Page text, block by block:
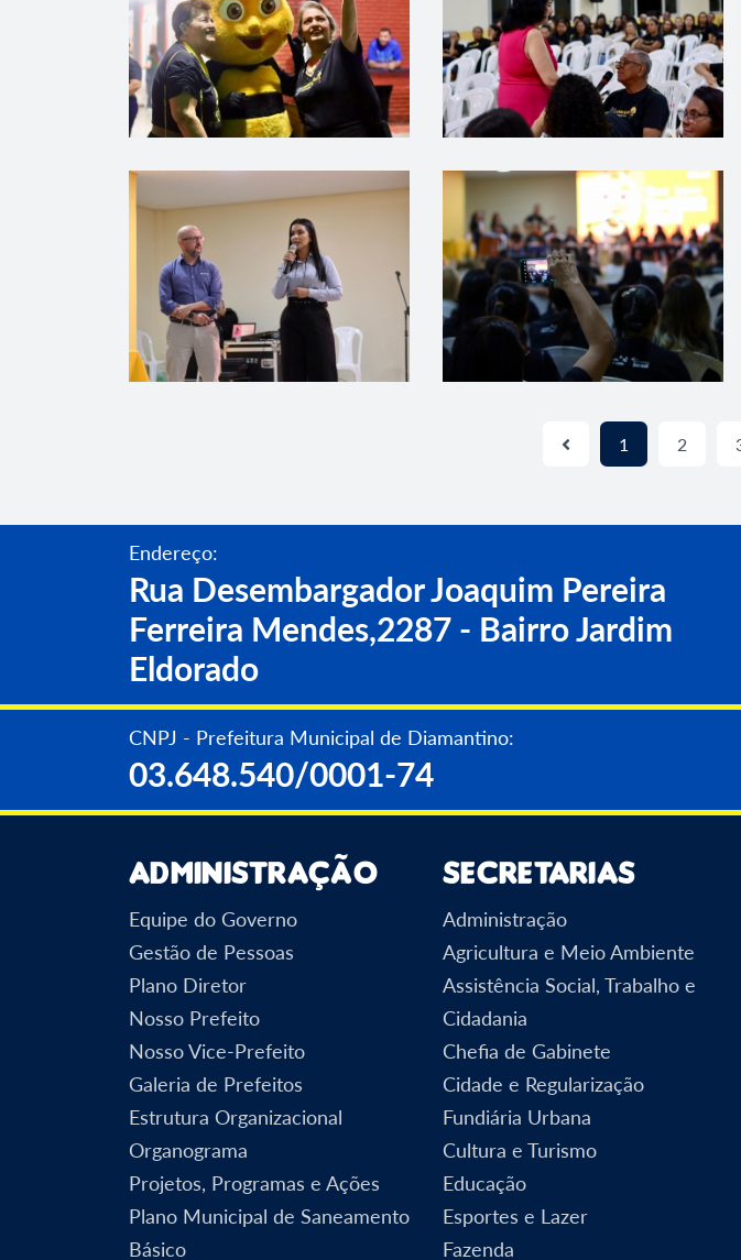
1 2
Endereço:
Rua Desembargador Joaquim Pereira
Ferreira Mendes,2287 - Bairro Jardim
Eldorado
CNPJ - Prefeitura Municipal de Diamantino:
03.648.540/0001-74
Administração
Equipe do Governo
Gestão de Pessoas
Plano Diretor
Nosso Prefeito
Nosso Vice-Prefeito
Galeria de Prefeitos
Estrutura Organizacional
Organograma
Projetos, Programas e Ações
Plano Municipal de Saneamento
Básico
Secretarias
Administração
Agricultura e Meio Ambiente
Assistência Social, Trabalho e
Cidadania
Chefia de Gabinete
Cidade e Regularização
Fundiária Urbana
Cultura e Turismo
Educação
Esportes e Lazer
Fazenda